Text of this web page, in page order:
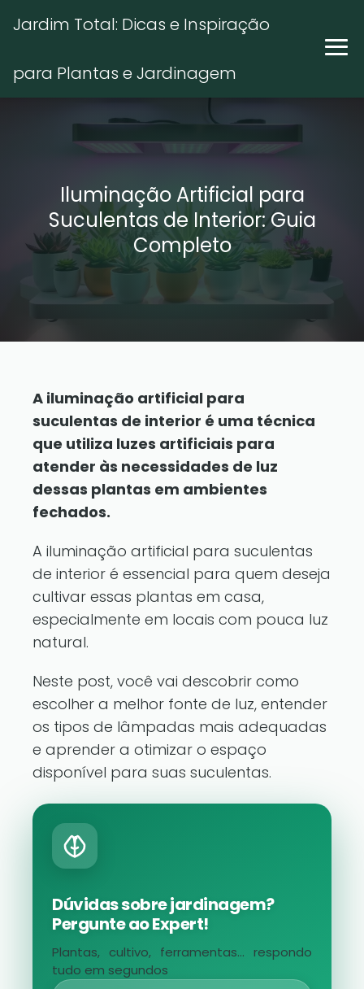
Jardim Total: Dicas e Inspiração
para Plantas e Jardinagem
Iluminação Artificial para
Suculentas de Interior: Guia
Completo
A iluminação artificial para
suculentas de interior é uma técnica
que utiliza luzes artificiais para
atender às necessidades de luz
dessas plantas em ambientes
fechados.
A iluminação artificial para suculentas
de interior é essencial para quem deseja
cultivar essas plantas em casa,
especialmente em locais com pouca luz
natural.
Neste post, você vai descobrir como
escolher a melhor fonte de luz, entender
os tipos de lâmpadas mais adequadas
e aprender a otimizar o espaço
disponível para suas suculentas.
Dúvidas sobre jardinagem?
Pergunte ao Expert!
Plantas, cultivo, ferramentas... respondo
tudo em segundos